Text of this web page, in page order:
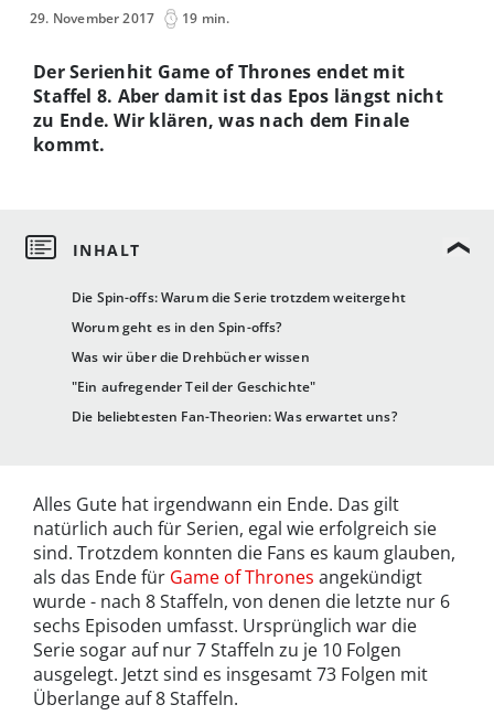
29. November 2017 19 min.
Die Spin-offs: Warum die Serie trotzdem weitergeht
Worum geht es in den Spin-offs?
Was wir über die Drehbücher wissen
"Ein aufregender Teil der Geschichte"
Die beliebtesten Fan-Theorien: Was erwartet uns?
Der Serienhit Game of Thrones endet mit
Staffel 8. Aber damit ist das Epos längst nicht
zu Ende. Wir klären, was nach dem Finale
kommt.
Alles Gute hat irgendwann ein Ende. Das gilt
natürlich auch für Serien, egal wie erfolgreich sie
sind. Trotzdem konnten die Fans es kaum glauben,
als das Ende für Game of Thrones angekündigt
wurde - nach 8 Staffeln, von denen die letzte nur 6
sechs Episoden umfasst. Ursprünglich war die
Serie sogar auf nur 7 Staffeln zu je 10 Folgen
ausgelegt. Jetzt sind es insgesamt 73 Folgen mit
Überlange auf 8 Staffeln.